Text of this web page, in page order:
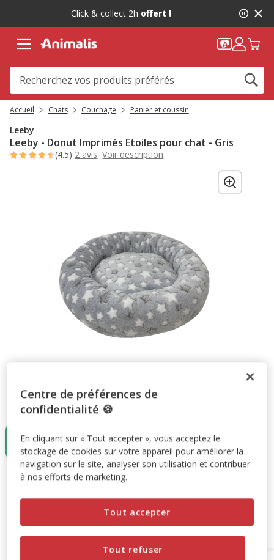
message,
Click & collect 2h offert !
Accueil Chats Couchage Panier et coussin
Leeby
Leeby - Donut Imprimés Etoiles pour chat - Gris
(4.5) 2 avis |Voir description
Taille:Gris
Gris
19.99€
Prix 19.99€
19.99€
Ajouter au panier
Centre de préférences de
confidentialité 🍪
En cliquant sur « Tout accepter », vous acceptez le
stockage de cookies sur votre appareil pour améliorer la
navigation sur le site, analyser son utilisation et contribuer
à nos efforts de marketing.
Tout refuser
Tout accepter